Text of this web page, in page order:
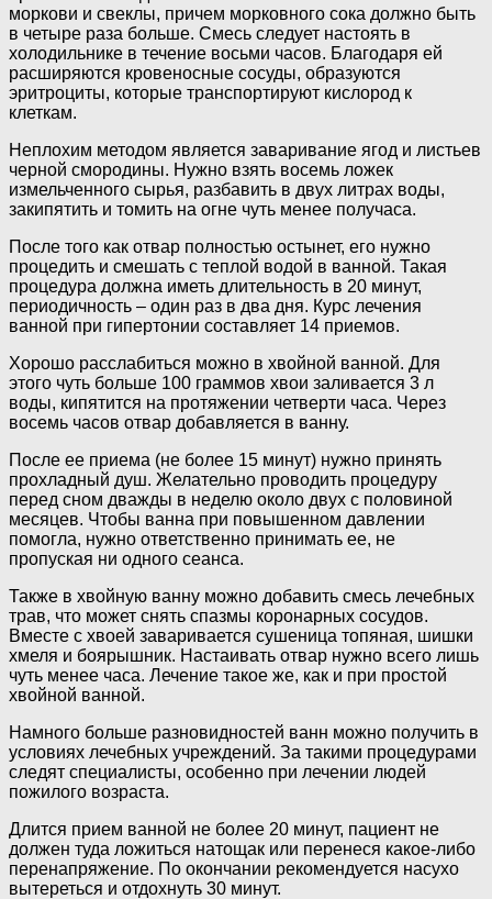
моркови и свеклы, причем морковного сока должно быть
в четыре раза больше. Смесь следует настоять в
холодильнике в течение восьми часов. Благодаря ей
расширяются кровеносные сосуды, образуются
эритроциты, которые транспортируют кислород к
клеткам.
Неплохим методом является заваривание ягод и листьев
черной смородины. Нужно взять восемь ложек
измельченного сырья, разбавить в двух литрах воды,
закипятить и томить на огне чуть менее получаса.
После того как отвар полностью остынет, его нужно
процедить и смешать с теплой водой в ванной. Такая
процедура должна иметь длительность в 20 минут,
периодичность – один раз в два дня. Курс лечения
ванной при гипертонии составляет 14 приемов.
Хорошо расслабиться можно в хвойной ванной. Для
этого чуть больше 100 граммов хвои заливается 3 л
воды, кипятится на протяжении четверти часа. Через
восемь часов отвар добавляется в ванну.
После ее приема (не более 15 минут) нужно принять
прохладный душ. Желательно проводить процедуру
перед сном дважды в неделю около двух с половиной
месяцев. Чтобы ванна при повышенном давлении
помогла, нужно ответственно принимать ее, не
пропуская ни одного сеанса.
Также в хвойную ванну можно добавить смесь лечебных
трав, что может снять спазмы коронарных сосудов.
Вместе с хвоей заваривается сушеница топяная, шишки
хмеля и боярышник. Настаивать отвар нужно всего лишь
чуть менее часа. Лечение такое же, как и при простой
хвойной ванной.
Намного больше разновидностей ванн можно получить в
условиях лечебных учреждений. За такими процедурами
следят специалисты, особенно при лечении людей
пожилого возраста.
Длится прием ванной не более 20 минут, пациент не
должен туда ложиться натощак или перенеся какое-либо
перенапряжение. По окончании рекомендуется насухо
вытереться и отдохнуть 30 минут.